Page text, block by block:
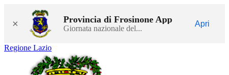
× Provincia di Frosinone App
Giornata nazionale del...
Apri
Regione Lazio